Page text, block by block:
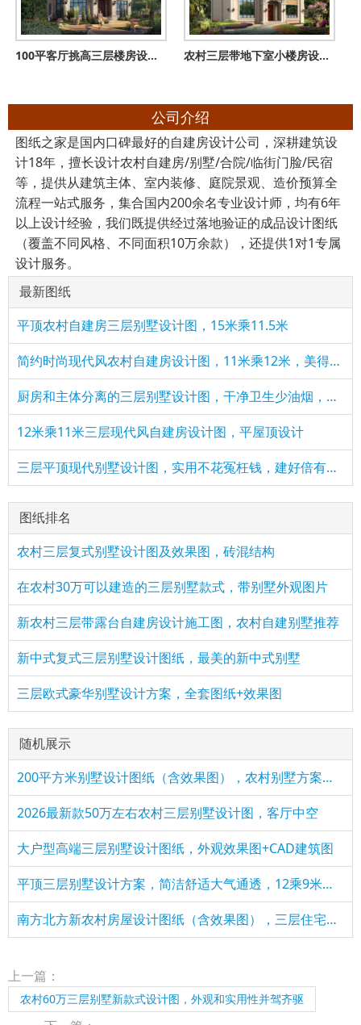
100平客厅挑高三层楼房设计图，复式结构 农村三层带地下室小楼房设计图，客厅中空，带书房，旋转楼梯
公司介绍
图纸之家是国内口碑最好的自建房设计公司，深耕建筑设
计18年，擅长设计农村自建房/别墅/合院/临街门脸/民宿
等，提供从建筑主体、室内装修、庭院景观、造价预算全
流程一站式服务，集合国内200余名专业设计师，均有6年
以上设计经验，我们既提供经过落地验证的成品设计图纸
（覆盖不同风格、不同面积10万余款），还提供1对1专属
设计服务。
最新图纸
平顶农村自建房三层别墅设计图，15米乘11.5米
简约时尚现代风农村自建房设计图，11米乘12米，美得不像话！
厨房和主体分离的三层别墅设计图，干净卫生少油烟，适合农村
12米乘11米三层现代风自建房设计图，平屋顶设计
三层平顶现代别墅设计图，实用不花冤枉钱，建好倍有面子
图纸排名
农村三层复式别墅设计图及效果图，砖混结构
在农村30万可以建造的三层别墅款式，带别墅外观图片
新农村三层带露台自建房设计施工图，农村自建别墅推荐
新中式复式三层别墅设计图纸，最美的新中式别墅
三层欧式豪华别墅设计方案，全套图纸+效果图
随机展示
200平方米别墅设计图纸（含效果图），农村别墅方案精选
2026最新款50万左右农村三层别墅设计图，客厅中空
大户型高端三层别墅设计图纸，外观效果图+CAD建筑图
平顶三层别墅设计方案，简洁舒适大气通透，12乘9米，打造理想住
南方北方新农村房屋设计图纸（含效果图），三层住宅设计图纸
上一篇：
农村60万三层别墅新款式设计图，外观和实用性并驾齐驱